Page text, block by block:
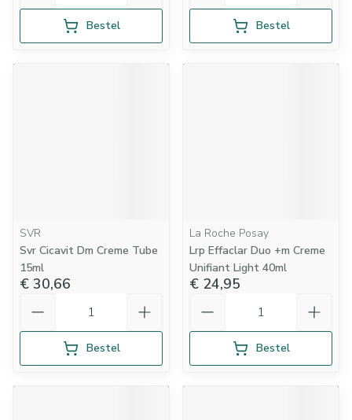
Bestel Bestel
SVR
Svr Cicavit Dm Creme Tube
15ml
€ 30,66
Bestel
La Roche Posay
Lrp Effaclar Duo +m Creme
Unifiant Light 40ml
€ 24,95
Bestel